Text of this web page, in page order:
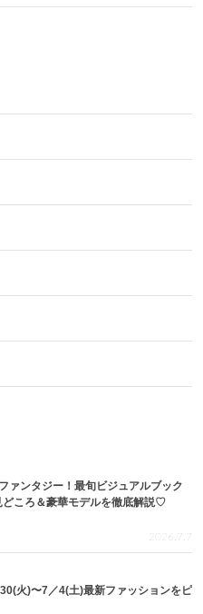
ァンタジー！最旬ビジュアルブック
どころ＆豪華モデルを徹底解説♡
2026.7.7
30(火)〜7／4(土)最新ファッションをピ